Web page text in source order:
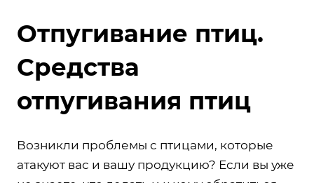
Отпугивание птиц.
Средства
отпугивания птиц
Возникли проблемы с птицами, которые
атакуют вас и вашу продукцию? Если вы уже